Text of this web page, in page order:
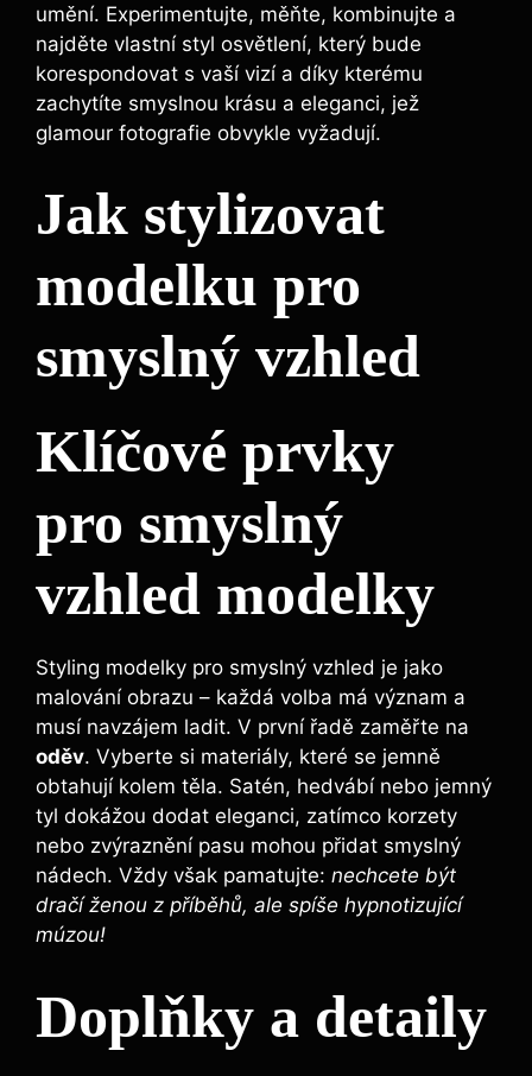
umění. Experimentujte, měňte, kombinujte a
najděte vlastní styl osvětlení, který bude
korespondovat s vaší vizí a díky kterému
zachytíte smyslnou krásu a eleganci, jež
glamour fotografie obvykle vyžadují.
Jak stylizovat
modelku pro
smyslný vzhled
Klíčové prvky
pro smyslný
vzhled modelky
Styling modelky pro smyslný vzhled je jako
malování obrazu – každá volba má význam a
musí navzájem ladit. V první řadě zaměřte na
oděv. Vyberte si materiály, které se jemně
obtahují kolem těla. Satén, hedvábí nebo jemný
tyl dokážou dodat eleganci, zatímco korzety
nebo zvýraznění pasu mohou přidat smyslný
nádech. Vždy však pamatujte: nechcete být
dračí ženou z příběhů, ale spíše hypnotizující
múzou!
Doplňky a detaily